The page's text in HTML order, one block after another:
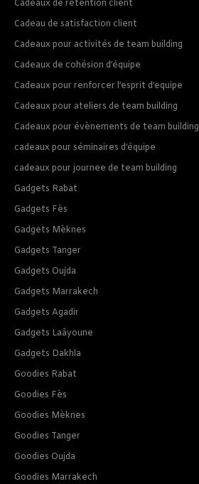
Cadeaux de rétention client
Cadeau de satisfaction client
Cadeaux pour activités de team building
Cadeaux de cohésion d’équipe
Cadeaux pour renforcer l’esprit d’equipe
Cadeaux pour ateliers de team building
Cadeaux pour évènements de team building
cadeaux pour séminaires d’équipe
cadeaux pour journee de team building
Gadgets Rabat
Gadgets Fès
Gadgets Mèknes
Gadgets Tanger
Gadgets Oujda
Gadgets Marrakech
Gadgets Agadir
Gadgets Laâyoune
Gadgets Dakhla
Goodies Rabat
Goodies Fès
Goodies Mèknes
Goodies Tanger
Goodies Oujda
Goodies Marrakech